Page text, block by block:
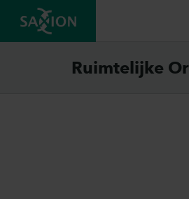
Ruimtelijke